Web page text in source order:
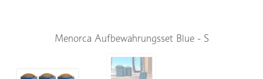
Menorca Aufbewahrungsset Blue - S